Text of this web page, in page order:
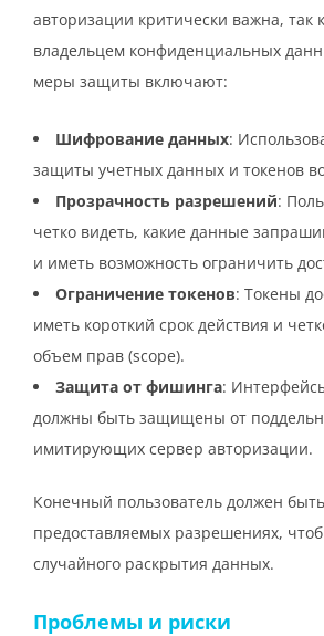
авторизации критически важна, так
владельцем конфиденциальных
меры защиты включают:
Шифрование данных:
защиты учетных данных и токенов
Прозрачность разрешений:
четко видеть, какие данные
и иметь возможность ограничить
Ограничение токенов: Токены
иметь короткий срок действия и
объем прав (scope).
Защита от фишинга:
должны быть защищены от
имитирующих сервер авторизации.
Конечный пользователь должен
предоставляемых разрешениях,
случайного раскрытия данных.
Проблемы и риски